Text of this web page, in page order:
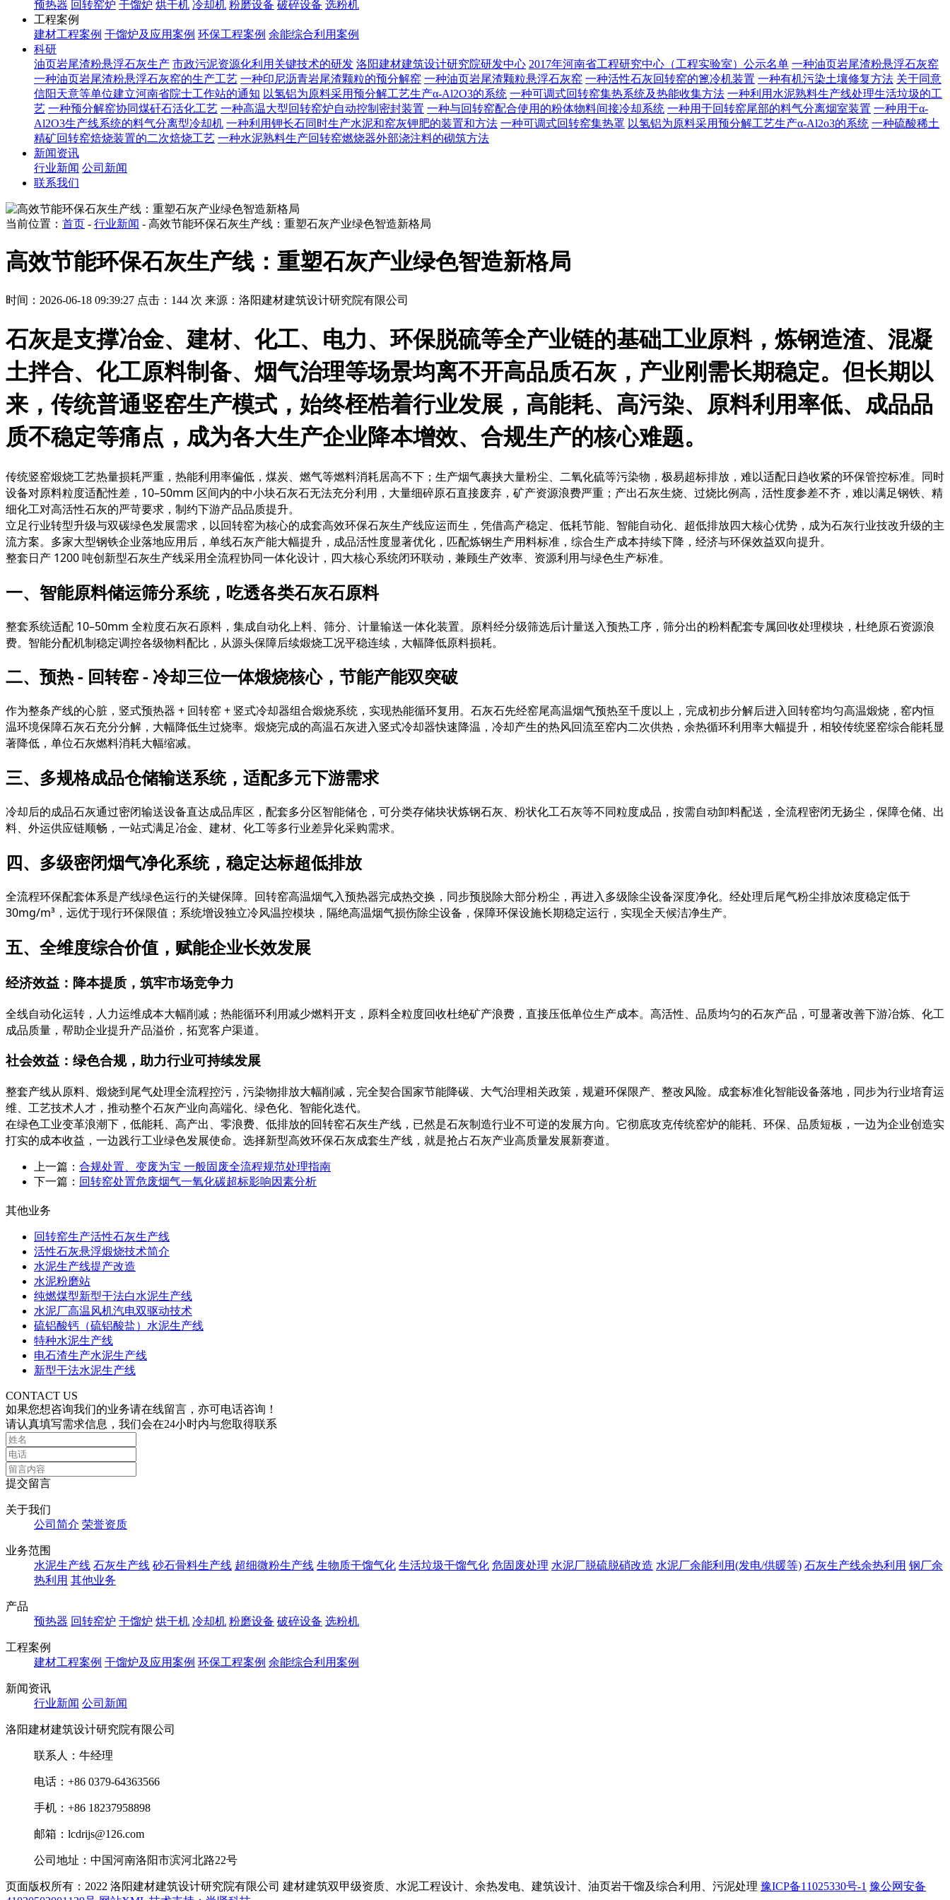
预热器 回转窑炉 干馏炉 烘干机 冷却机 粉磨设备 破碎设备 选粉机
工程案例
建材工程案例 干馏炉及应用案例 环保工程案例 余能综合利用案例
科研
油页岩尾渣粉悬浮石灰生产 市政污泥资源化利用关键技术的研发 洛阳建材建筑设计研究院研发中心 2017年河南省工程研究中心（工程实验室）公示名单 一种油页岩尾渣粉悬浮石灰窑
一种油页岩尾渣粉悬浮石灰窑的生产工艺 一种印尼沥青岩尾渣颗粒的预分解窑 一种油页岩尾渣颗粒悬浮石灰窑 一种活性石灰回转窑的篦冷机装置 一种有机污染土壤修复方法 关于同意
信阳天意等单位建立河南省院士工作站的通知 以氢铝为原料采用预分解工艺生产α-Al2O3的系统 一种可调式回转窑集热系统及热能收集方法 一种利用水泥熟料生产线处理生活垃圾的工
艺 一种预分解窑协同煤矸石活化工艺 一种高温大型回转窑炉自动控制密封装置 一种与回转窑配合使用的粉体物料间接冷却系统 一种用于回转窑尾部的料气分离烟室装置 一种用于α-
Al2O3生产线系统的料气分离型冷却机 一种利用钾长石同时生产水泥和窑灰钾肥的装置和方法 一种可调式回转窑集热罩 以氢铝为原料采用预分解工艺生产α-Al2o3的系统 一种硫酸稀土
精矿回转窑焙烧装置的二次焙烧工艺 一种水泥熟料生产回转窑燃烧器外部浇注料的砌筑方法
新闻资讯
行业新闻 公司新闻
联系我们
当前位置： 首页 - 行业新闻 - 高效节能环保石灰生产线：重塑石灰产业绿色智造新格局
高效节能环保石灰生产线：重塑石灰产业绿色智造新格局
时间：2026-06-18 09:39:27 点击：144 次 来源：洛阳建材建筑设计研究院有限公司
石灰是支撑冶金、建材、化工、电力、环保脱硫等全产业链的基础工业原料，炼钢造渣、混凝
土拌合、化工原料制备、烟气治理等场景均离不开高品质石灰，产业刚需长期稳定。但长期以
来，传统普通竖窑生产模式，始终桎梏着行业发展，高能耗、高污染、原料利用率低、成品品
质不稳定等痛点，成为各大生产企业降本增效、合规生产的核心难题。
传统竖窑煅烧工艺热量损耗严重，热能利用率偏低，煤炭、燃气等燃料消耗居高不下；生产烟气裹挟大量粉尘、二氧化硫等污染物，极易超标排放，难以适配日趋收紧的环保管控标准。同时
设备对原料粒度适配性差，10–50mm 区间内的中小块石灰石无法充分利用，大量细碎原石直接废弃，矿产资源浪费严重；产出石灰生烧、过烧比例高，活性度参差不齐，难以满足钢铁、精
细化工对高活性石灰的严苛要求，制约下游产品品质提升。
立足行业转型升级与双碳绿色发展需求，以回转窑为核心的成套高效环保石灰生产线应运而生，凭借高产稳定、低耗节能、智能自动化、超低排放四大核心优势，成为石灰行业技改升级的主
流方案。多家大型钢铁企业落地应用后，单线石灰产能大幅提升，成品活性度显著优化，匹配炼钢生产用料标准，综合生产成本持续下降，经济与环保效益双向提升。
整套日产 1200 吨创新型石灰生产线采用全流程协同一体化设计，四大核心系统闭环联动，兼顾生产效率、资源利用与绿色生产标准。
一、智能原料储运筛分系统，吃透各类石灰石原料
整套系统适配 10–50mm 全粒度石灰石原料，集成自动化上料、筛分、计量输送一体化装置。原料经分级筛选后计量送入预热工序，筛分出的粉料配套专属回收处理模块，杜绝原石资源浪
费。智能分配机制稳定调控各级物料配比，从源头保障后续煅烧工况平稳连续，大幅降低原料损耗。
二、预热 - 回转窑 - 冷却三位一体煅烧核心，节能产能双突破
作为整条产线的心脏，竖式预热器 + 回转窑 + 竖式冷却器组合煅烧系统，实现热能循环复用。石灰石先经窑尾高温烟气预热至千度以上，完成初步分解后进入回转窑均匀高温煅烧，窑内恒
温环境保障石灰石充分分解，大幅降低生过烧率。煅烧完成的高温石灰进入竖式冷却器快速降温，冷却产生的热风回流至窑内二次供热，余热循环利用率大幅提升，相较传统竖窑综合能耗显
著降低，单位石灰燃料消耗大幅缩减。
三、多规格成品仓储输送系统，适配多元下游需求
冷却后的成品石灰通过密闭输送设备直达成品库区，配套多分区智能储仓，可分类存储块状炼钢石灰、粉状化工石灰等不同粒度成品，按需自动卸料配送，全流程密闭无扬尘，保障仓储、出
料、外运供应链顺畅，一站式满足冶金、建材、化工等多行业差异化采购需求。
四、多级密闭烟气净化系统，稳定达标超低排放
全流程环保配套体系是产线绿色运行的关键保障。回转窑高温烟气入预热器完成热交换，同步预脱除大部分粉尘，再进入多级除尘设备深度净化。经处理后尾气粉尘排放浓度稳定低于
30mg/m³，远优于现行环保限值；系统增设独立冷风温控模块，隔绝高温烟气损伤除尘设备，保障环保设施长期稳定运行，实现全天候洁净生产。
五、全维度综合价值，赋能企业长效发展
经济效益：降本提质，筑牢市场竞争力
全线自动化运转，人力运维成本大幅削减；热能循环利用减少燃料开支，原料全粒度回收杜绝矿产浪费，直接压低单位生产成本。高活性、品质均匀的石灰产品，可显著改善下游冶炼、化工
成品质量，帮助企业提升产品溢价，拓宽客户渠道。
社会效益：绿色合规，助力行业可持续发展
整套产线从原料、煅烧到尾气处理全流程控污，污染物排放大幅削减，完全契合国家节能降碳、大气治理相关政策，规避环保限产、整改风险。成套标准化智能设备落地，同步为行业培育运
维、工艺技术人才，推动整个石灰产业向高端化、绿色化、智能化迭代。
在绿色工业变革浪潮下，低能耗、高产出、零浪费、低排放的回转窑石灰生产线，已然是石灰制造行业不可逆的发展方向。它彻底攻克传统窑炉的能耗、环保、品质短板，一边为企业创造实
打实的成本收益，一边践行工业绿色发展使命。选择新型高效环保石灰成套生产线，就是抢占石灰产业高质量发展新赛道。
上一篇： 合规处置、变废为宝 一般固废全流程规范处理指南
下一篇： 回转窑处置危废烟气一氧化碳超标影响因素分析
其他业务
回转窑生产活性石灰生产线
活性石灰悬浮煅烧技术简介
水泥生产线提产改造
水泥粉磨站
纯燃煤型新型干法白水泥生产线
水泥厂高温风机汽电双驱动技术
硫铝酸钙（硫铝酸盐）水泥生产线
特种水泥生产线
电石渣生产水泥生产线
新型干法水泥生产线
CONTACT US
如果您想咨询我们的业务请在线留言，亦可电话咨询！
请认真填写需求信息，我们会在24小时内与您取得联系
提交留言
关于我们
公司简介 荣誉资质
业务范围
水泥生产线 石灰生产线 砂石骨料生产线 超细微粉生产线 生物质干馏气化 生活垃圾干馏气化 危固废处理 水泥厂脱硫脱硝改造 水泥厂余能利用(发电/供暖等) 石灰生产线余热利用 钢厂余
热利用 其他业务
产品
预热器 回转窑炉 干馏炉 烘干机 冷却机 粉磨设备 破碎设备 选粉机
工程案例
建材工程案例 干馏炉及应用案例 环保工程案例 余能综合利用案例
新闻资讯
行业新闻 公司新闻
洛阳建材建筑设计研究院有限公司
联系人：牛经理
电话：+86 0379-64363566
手机：+86 18237958898
邮箱：lcdrijs@126.com
公司地址：中国河南洛阳市滨河北路22号
页面版权所有：2022 洛阳建材建筑设计研究院有限公司 建材建筑双甲级资质、水泥工程设计、余热发电、建筑设计、油页岩干馏及综合利用、污泥处理 豫ICP备11025330号-1 豫公网安备